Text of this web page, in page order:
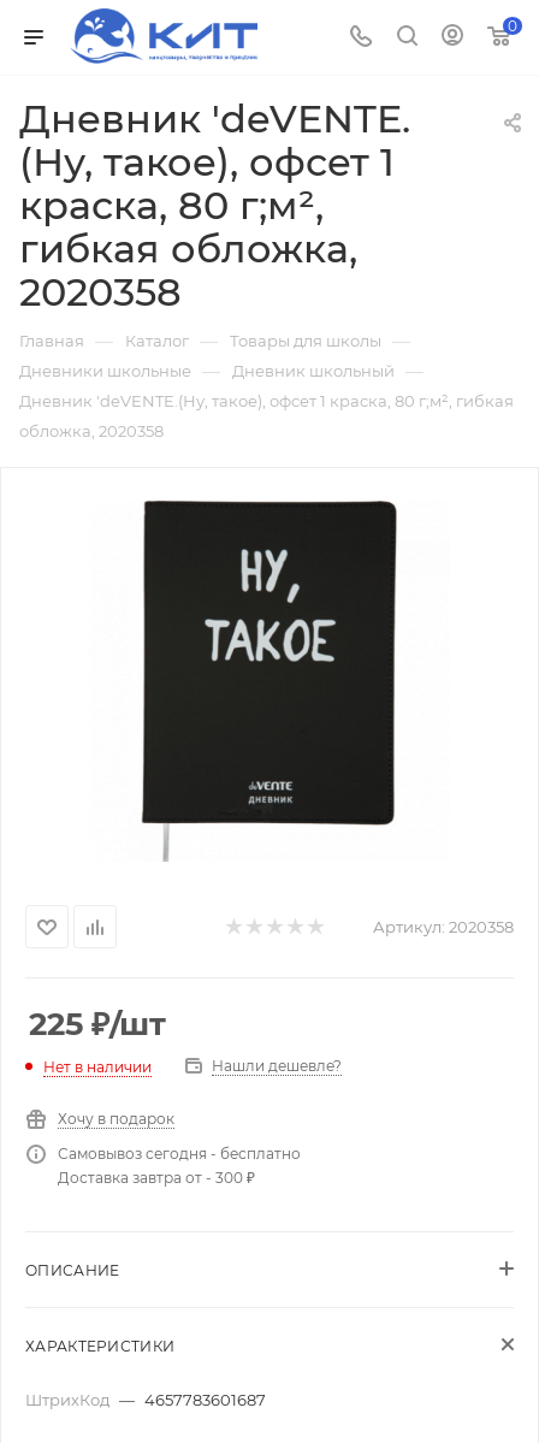
0
Дневник 'deVENTE.
(Ну, такое), офсет 1
краска, 80 г;м²,
гибкая обложка,
2020358
Главная — Каталог — Товары для школы —
Дневники школьные — Дневник школьный —
Дневник 'deVENTE.(Ну, такое), офсет 1 краска, 80 г;м², гибкая
обложка, 2020358
Артикул: 2020358
225 ₽/шт
Нет в наличии Нашли дешевле?
Хочу в подарок
Самовывоз сегодня - бесплатно
Доставка завтра от - 300 ₽
ОПИСАНИЕ
ХАРАКТЕРИСТИКИ
ШтрихКод — 4657783601687